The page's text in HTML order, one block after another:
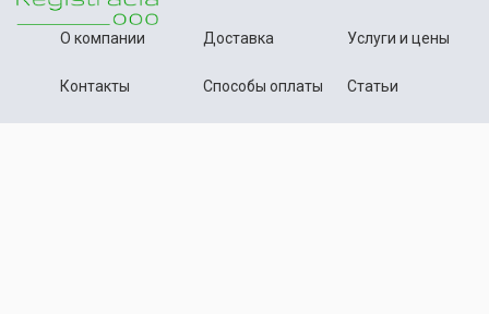
О компании
Контакты
Доставка
Способы оплаты
Услуги и цены
Статьи